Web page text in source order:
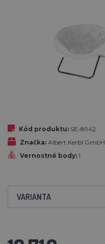
Kód produktu: SE-8942
Značka: Albert Kerbl GmbH
Vernostné body: 1
VARIANTA